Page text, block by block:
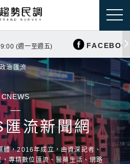
(週一至週五)
政治匯流
CNEWS
流新聞網
體，2016年成立，由資深記者、
專精數位匯流、醫藥生活、網路